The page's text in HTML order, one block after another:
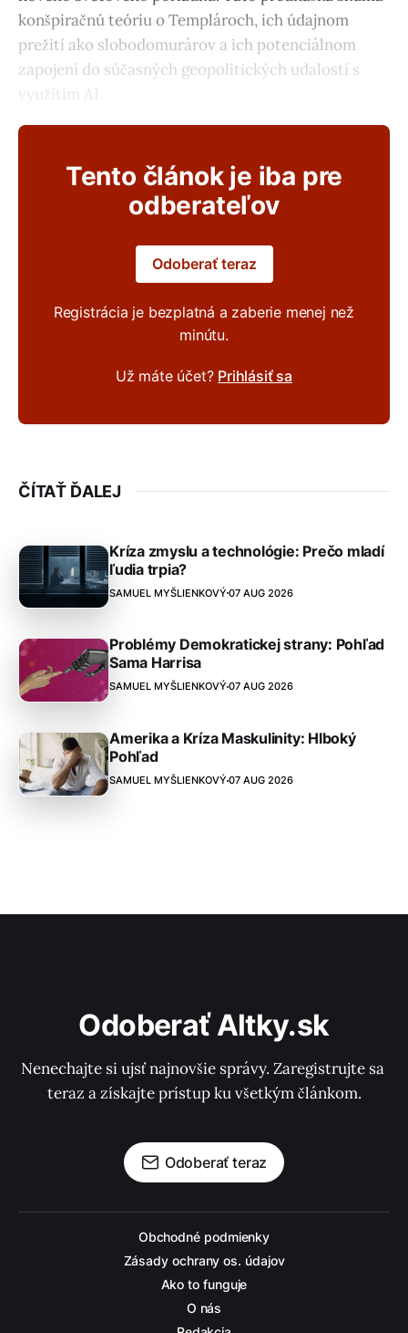
konšpiračnú teóriu o Templároch, ich údajnom
prežití ako slobodomurárov a ich potenciálnom
zapojení do súčasných geopolitických udalostí s
využitím AI.
Tento článok je iba pre
odberateľov
Odoberať teraz
Registrácia je bezplatná a zaberie menej než
minútu.
Už máte účet? Prihlásiť sa
ČÍTAŤ ĎALEJ
Kríza zmyslu a technológie: Prečo mladí
ľudia trpia?
SAMUEL MYŠLIENKOVÝ 07 AUG 2026
Problémy Demokratickej strany: Pohľad
Sama Harrisa
SAMUEL MYŠLIENKOVÝ 07 AUG 2026
Amerika a Kríza Maskulinity: Hlboký
Pohľad
SAMUEL MYŠLIENKOVÝ 07 AUG 2026
Odoberať Altky.sk
Nenechajte si ujsť najnovšie správy. Zaregistrujte sa
teraz a získajte prístup ku všetkým článkom.
Odoberať teraz
Obchodné podmienky
Zásady ochrany os. údajov
Ako to funguje
O nás